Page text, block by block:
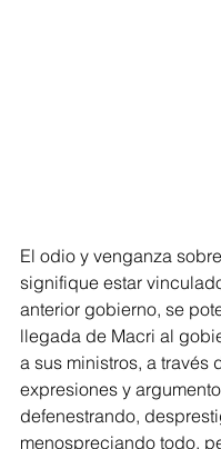
El odio y venganza
signifique estar
anterior gobierno, se
llegada de Macri al
a sus ministros, a través
expresiones y
defenestrando,
menospreciando todo,